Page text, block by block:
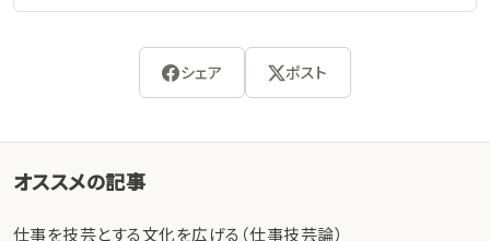
シェア ポスト
オススメの記事
仕事を技芸とする文化を広げる（仕事技芸論）